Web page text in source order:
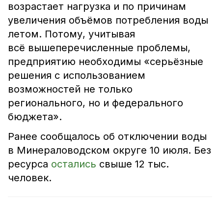
возрастает нагрузка и по причинам
увеличения объёмов потребления воды
летом. Потому, учитывая
всё вышеперечисленные проблемы,
предприятию необходимы «серьёзные
решения с использованием
возможностей не только
регионального, но и федерального
бюджета».
Ранее сообщалось об отключении воды
в Минераловодском округе 10 июля. Без
ресурса остались свыше 12 тыс.
человек.